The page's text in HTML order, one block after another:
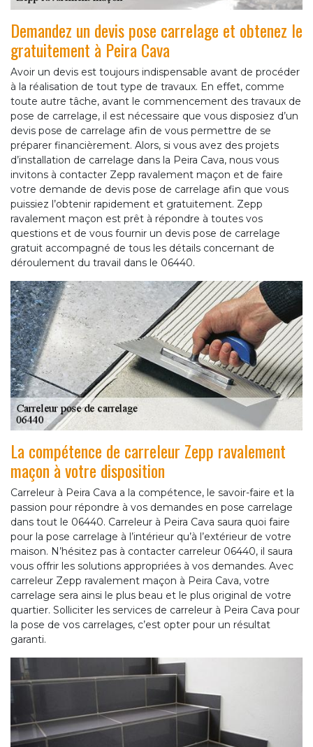
Demandez un devis pose carrelage et obtenez le
gratuitement à Peira Cava
Avoir un devis est toujours indispensable avant de procéder
à la réalisation de tout type de travaux. En effet, comme
toute autre tâche, avant le commencement des travaux de
pose de carrelage, il est nécessaire que vous disposiez d’un
devis pose de carrelage afin de vous permettre de se
préparer financièrement. Alors, si vous avez des projets
d’installation de carrelage dans la Peira Cava, nous vous
invitons à contacter Zepp ravalement maçon et de faire
votre demande de devis pose de carrelage afin que vous
puissiez l’obtenir rapidement et gratuitement. Zepp
ravalement maçon est prêt à répondre à toutes vos
questions et de vous fournir un devis pose de carrelage
gratuit accompagné de tous les détails concernant de
déroulement du travail dans le 06440.
La compétence de carreleur Zepp ravalement
maçon à votre disposition
Carreleur à Peira Cava a la compétence, le savoir-faire et la
passion pour répondre à vos demandes en pose carrelage
dans tout le 06440. Carreleur à Peira Cava saura quoi faire
pour la pose carrelage à l’intérieur qu’à l’extérieur de votre
maison. N’hésitez pas à contacter carreleur 06440, il saura
vous offrir les solutions appropriées à vos demandes. Avec
carreleur Zepp ravalement maçon à Peira Cava, votre
carrelage sera ainsi le plus beau et le plus original de votre
quartier. Solliciter les services de carreleur à Peira Cava pour
la pose de vos carrelages, c’est opter pour un résultat
garanti.